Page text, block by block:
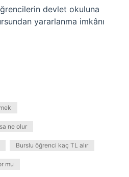
devlet okuluna
yararlanma imkânı
ne olur
Burslu öğrenci kaç TL alır
mu